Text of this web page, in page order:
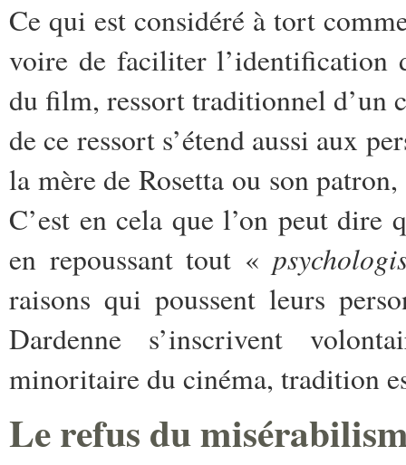
Ce qui est considéré à tort
voire de faciliter l’identification
du film, ressort traditionnel d’un
de ce ressort s’étend aussi aux
la mère de Rosetta ou son
C’est en cela que l’on peut dire
en repoussant tout «
raisons qui poussent leurs
Dardenne s’inscrivent
minoritaire du cinéma, tradition
Le refus du